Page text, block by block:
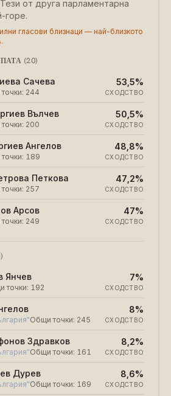
от друга парламентарна
горе.
гласови близнаци — най-близкото
(20)
Сачева
: 244
53,5%
СХОДСТВО
Вълчев
: 200
50,5%
СХОДСТВО
Ангелов
: 189
48,8%
СХОДСТВО
Петкова
: 257
47,2%
СХОДСТВО
Арсов
: 249
47%
СХОДСТВО
)
Янчев
точки: 192
7%
СХОДСТВО
Общи точки: 245
8%
СХОДСТВО
Здравков
Общи точки: 161
8,2%
СХОДСТВО
Дурев
Общи точки: 169
8,6%
СХОДСТВО